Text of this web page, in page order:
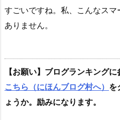
すごいですね。私、こんなス
ありません。
【お願い】ブログランキング
こちら（にほんブログ村へ） を
ょうか。励みになります。